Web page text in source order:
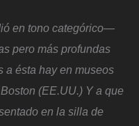
en tono categórico—
pero más profundas
a ésta hay en museos
(EE.UU.) Y a que
en la silla de